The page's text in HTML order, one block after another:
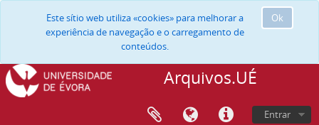
Ok
Este sítio web utiliza «cookies» para melhorar a
experiência de navegação e o carregamento de
conteúdos.
Arquivos.UÉ
Entrar